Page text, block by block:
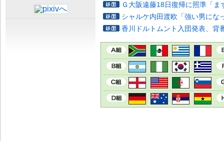
Ｇ大阪遠藤18日復帰に照準「ま
シャルケ内田渡欧「強い男にな
香川ドルトムント入団発表、背